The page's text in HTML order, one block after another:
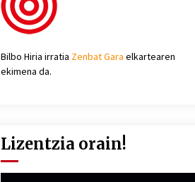
Bilbo Hiria irratia Zenbat Gara elkartearen
ekimena da.
Lizentzia orain!